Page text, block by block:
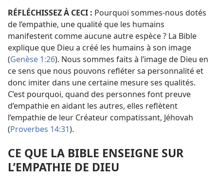
RÉFLÉCHISSEZ À CECI : Pourquoi sommes-​nous dotés
de l’empathie, une qualité que les humains
manifestent comme aucune autre espèce ? La Bible
explique que Dieu a créé les humains à son image
(Genèse 1:26). Nous sommes faits à l’image de Dieu en
ce sens que nous pouvons refléter sa personnalité et
donc imiter dans une certaine mesure ses qualités.
C’est pourquoi, quand des personnes font preuve
d’empathie en aidant les autres, elles reflètent
l’empathie de leur Créateur compatissant, Jéhovah
(Proverbes 14:31).
CE QUE LA BIBLE ENSEIGNE SUR
L’EMPATHIE DE DIEU